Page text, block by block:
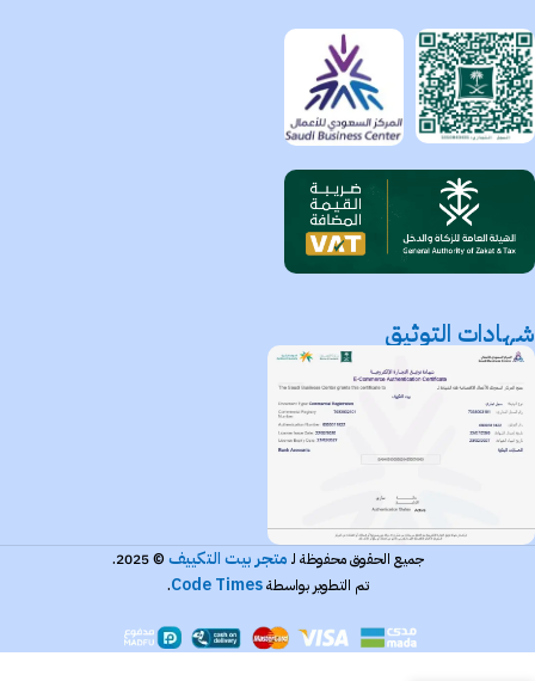
شهادات التوثيق
جميع الحقوق محفوظة لـ متجر بيت التكييف © 2025.
تم التطوير بواسطةCode Times
.